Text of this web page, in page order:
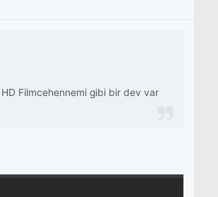
Filmcehennemi gibi bir dev var